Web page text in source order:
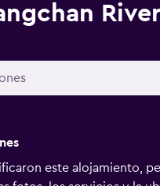
este alojamiento,